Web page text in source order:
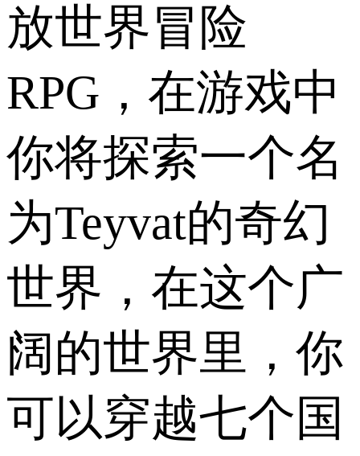
放世界冒险
RPG，在游戏中
你将探索一个名
为Teyvat的奇幻
世界，在这个广
阔的世界里，你
可以穿越七个国